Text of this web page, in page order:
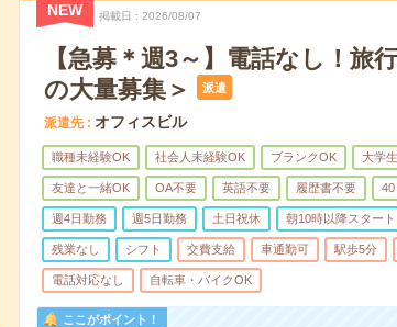
NEW 掲載日 2026/08/07
【急募＊週3～】電話なし！旅
の大量募集＞
派遣
派遣先 オフィスビル
職種未経験OK 社会人未経験OK ブランクOK 大学
友達と一緒OK OA不要 英語不要 履歴書不要 40
週4日勤務 週5日勤務 土日祝休 朝10時以降スタート
残業なし シフト 交費支給 車通勤可 駅歩5分
電話対応なし 自転車・バイクOK
ここがポイント！